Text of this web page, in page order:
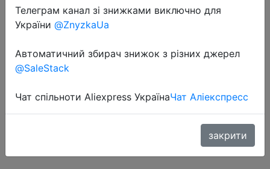
Автомобильный
видеорегистратор VIOFO A119 V3
2K 60fps с супер ночным
видением Quad HD 25601440P с
опционально GPS
Телеграм канал зі знижками виключно для
України @ZnyzkaUa
Автоматичний збирач знижок з різних джерел
@SaleStack
Чат спільноти Aliexpress УкраїнаЧат Аліекспресс
закрити